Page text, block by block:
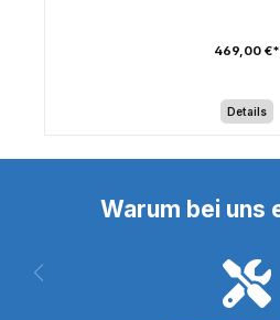
469,00 €*
Details
Warum bei uns